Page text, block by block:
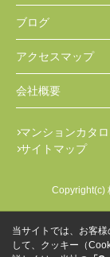
ブログ
アクセスマップ
会社概要
マンションカタ
サイトマップ
Copyright(c)
当サイトでは、お客
して、クッキー（